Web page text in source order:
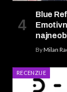
Blue
ByMilan
RECENZIJE